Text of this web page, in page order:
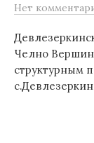
Нет
Челно
структурным